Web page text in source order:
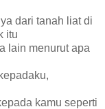
dari tanah liat di
itu
lain menurut apa
kamu seperti